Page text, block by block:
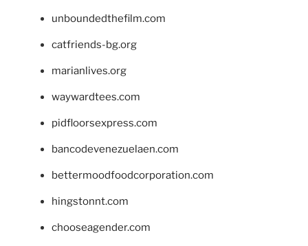
unboundedthefilm.com
catfriends-bg.org
marianlives.org
waywardtees.com
pidfloorsexpress.com
bancodevenezuelaen.com
bettermoodfoodcorporation.com
hingstonnt.com
chooseagender.com